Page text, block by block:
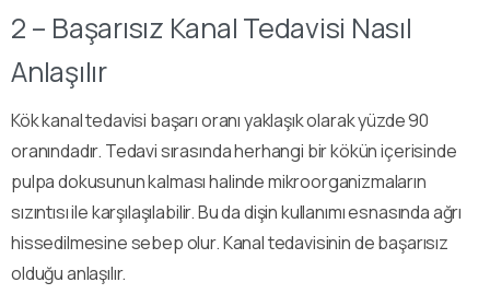
2 – Başarısız Kanal Tedavisi Nasıl
Anlaşılır
Kök kanal tedavisi başarı oranı yaklaşık olarak yüzde 90
oranındadır. Tedavi sırasında herhangi bir kökün içerisinde
pulpa dokusunun kalması halinde mikroorganizmaların
sızıntısı ile karşılaşılabilir. Bu da dişin kullanımı esnasında ağrı
hissedilmesine sebep olur. Kanal tedavisinin de başarısız
olduğu anlaşılır.